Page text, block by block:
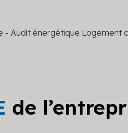
- Audit énergétique Logement
de